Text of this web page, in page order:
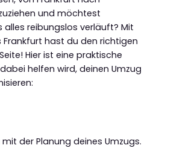
und möchtest
alles reibungslos verläuft? Mit
Frankfurt hast du den richtigen
Hier ist eine praktische
helfen wird, deinen Umzug
der Planung deines Umzugs.